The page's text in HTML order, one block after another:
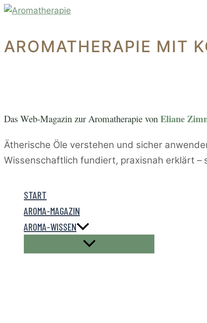
Zum
AROMATHERAPIE MIT
Das Web-Magazin zur Aromatherapie von Eliane
Ätherische Öle verstehen und sicher
Wissenschaftlich fundiert, praxisnah erklärt –
START
AROMA-MAGAZIN
AROMA-WISSEN